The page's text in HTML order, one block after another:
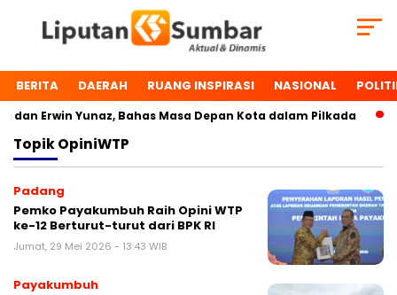
BERITA DAERAH RUANG INSPIRASI NASIONAL
Erwin Yunaz, Bahas Masa Depan Kota dalam Pilkada
TopikOpiniWTP
Padang
Pemko Payakumbuh Raih Opini WTP
ke-12 Berturut-turut dari BPK RI
Jumat, 29 Mei 2026 - 13:43 WIB
Payakumbuh